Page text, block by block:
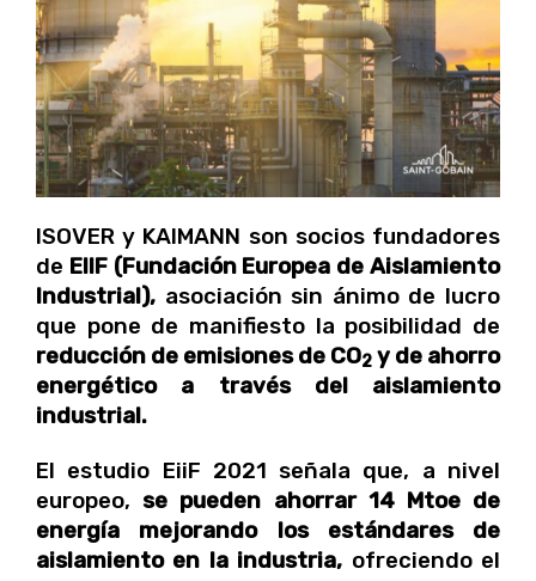
ISOVER y KAIMANN son socios fundadores
de EIIF (Fundación Europea de Aislamiento
Industrial), asociación sin ánimo de lucro
que pone de manifiesto la posibilidad de
reducción de emisiones de CO2 y de ahorro
energético a través del aislamiento
industrial.
El estudio EiiF 2021 señala que, a nivel
europeo,se pueden ahorrar 14 Mtoe de
energía mejorando los estándares de
aislamiento en la industria, ofreciendo el